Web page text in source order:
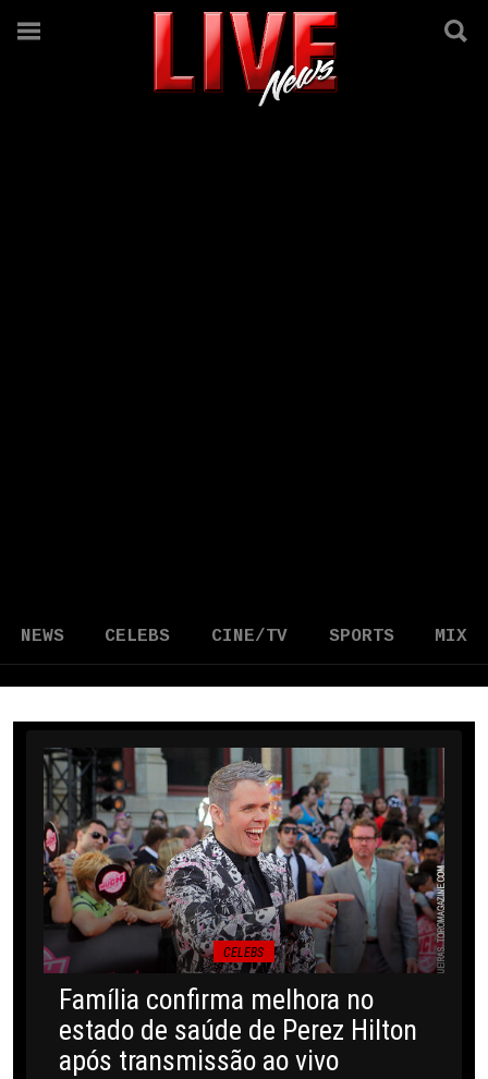
NEWS CELEBS CINE/TV SPORTS MIX
CELEBS
Família confirma melhora no
estado de saúde de Perez Hilton
após transmissão ao vivo